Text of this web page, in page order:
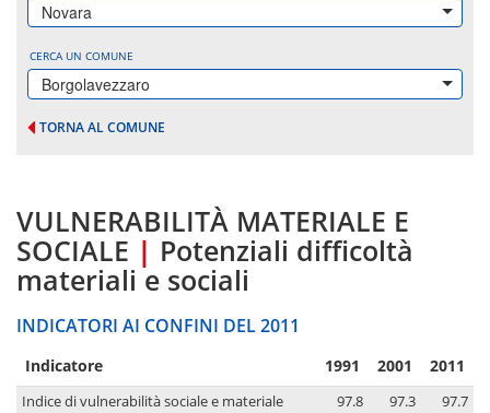
Novara
CERCA UN COMUNE
Borgolavezzaro
TORNA AL COMUNE
VULNERABILITÀ MATERIALE E
SOCIALE | Potenziali difficoltà
materiali e sociali
INDICATORI AI CONFINI DEL 2011
Indicatore 1991 2001 2011
Indice di vulnerabilità sociale e materiale 97.8 97.3
97.7